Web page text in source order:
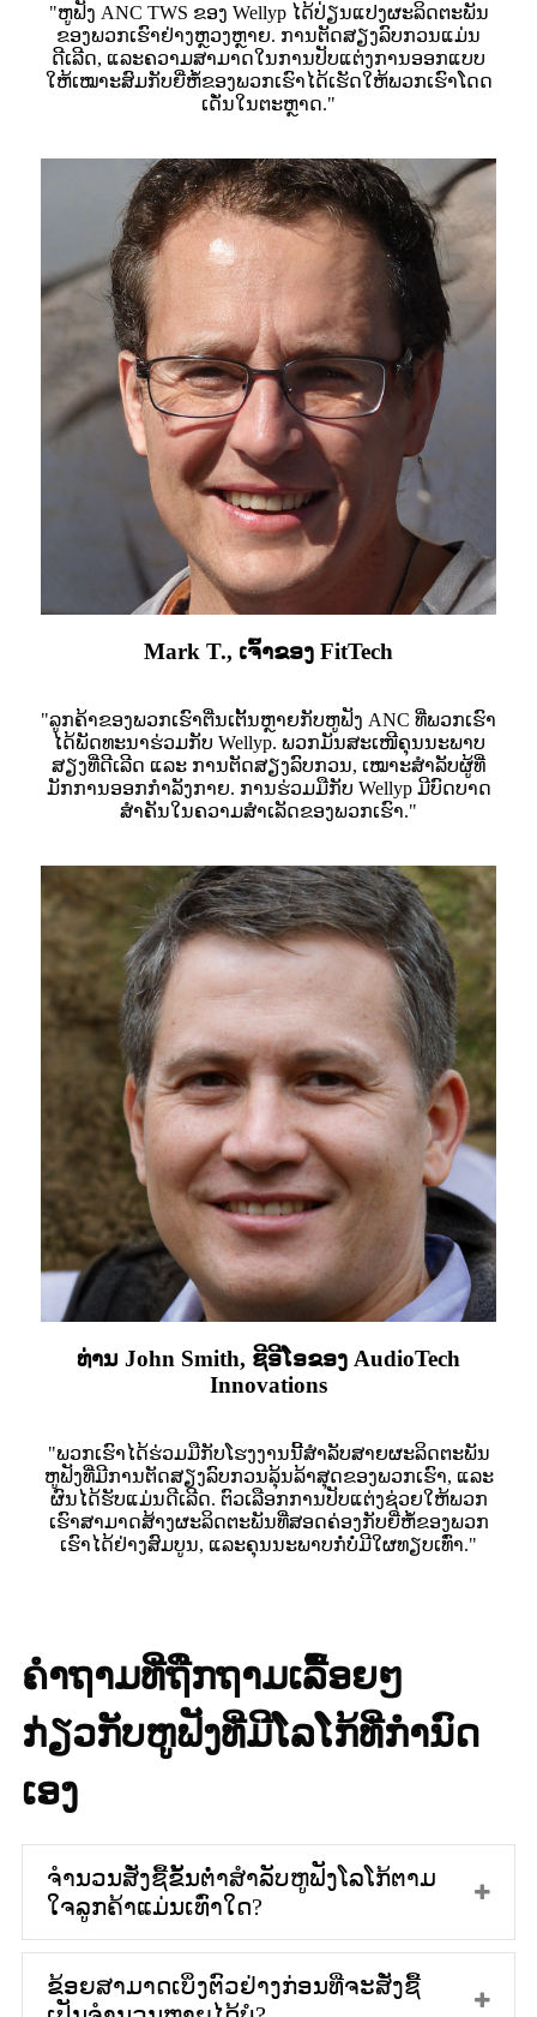
"ຫູຟັງ ANC TWS ຂອງ Wellyp ໄດ້ປ່ຽນແປງຜະລິດຕະພັນ
ຂອງພວກເຮົາຢ່າງຫຼວງຫຼາຍ. ການຕັດສຽງລົບກວນແມ່ນ
ດີເລີດ, ແລະຄວາມສາມາດໃນການປັບແຕ່ງການອອກແບບ
ໃຫ້ເໝາະສົມກັບຍີ່ຫໍ້ຂອງພວກເຮົາໄດ້ເຮັດໃຫ້ພວກເຮົາໂດດ
ເດັ່ນໃນຕະຫຼາດ."
Mark T., ເຈົ້າຂອງ FitTech
"ລູກຄ້າຂອງພວກເຮົາຕື່ນເຕັ້ນຫຼາຍກັບຫູຟັງ ANC ທີ່ພວກເຮົາ
ໄດ້ພັດທະນາຮ່ວມກັບ Wellyp. ພວກມັນສະເໜີຄຸນນະພາບ
ສຽງທີ່ດີເລີດ ແລະ ການຕັດສຽງລົບກວນ, ເໝາະສຳລັບຜູ້ທີ່
ມັກການອອກກຳລັງກາຍ. ການຮ່ວມມືກັບ Wellyp ມີບົດບາດ
ສຳຄັນໃນຄວາມສຳເລັດຂອງພວກເຮົາ."
ທ່ານ John Smith, ຊີອີໂອຂອງ AudioTech
Innovations
"ພວກເຮົາໄດ້ຮ່ວມມືກັບໂຮງງານນີ້ສຳລັບສາຍຜະລິດຕະພັນ
ຫູຟັງທີ່ມີການຕັດສຽງລົບກວນລຸ້ນລ້າສຸດຂອງພວກເຮົາ, ແລະ
ຜົນໄດ້ຮັບແມ່ນດີເລີດ. ຕົວເລືອກການປັບແຕ່ງຊ່ວຍໃຫ້ພວກ
ເຮົາສາມາດສ້າງຜະລິດຕະພັນທີ່ສອດຄ່ອງກັບຍີ່ຫໍ້ຂອງພວກ
ເຮົາໄດ້ຢ່າງສົມບູນ, ແລະຄຸນນະພາບກໍ່ບໍ່ມີໃຜທຽບເທົ່າ."
ຄຳຖາມທີ່ຖືກຖາມເລື້ອຍໆ
ກ່ຽວກັບຫູຟັງທີ່ມີໂລໂກ້ທີ່ກຳນົດ
ເອງ
ຈຳນວນສັ່ງຊື້ຂັ້ນຕ່ຳສຳລັບຫູຟັງໂລໂກ້ຕາມ
ໃຈລູກຄ້າແມ່ນເທົ່າໃດ?
ຂ້ອຍສາມາດເບິ່ງຕົວຢ່າງກ່ອນທີ່ຈະສັ່ງຊື້